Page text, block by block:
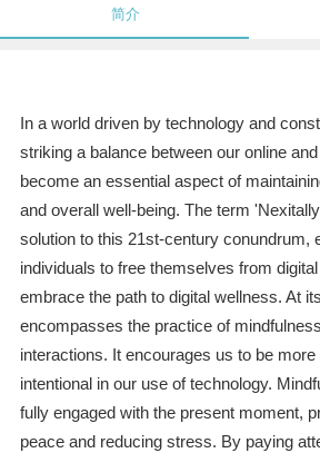
简介
In a world driven by technology and
striking a balance between our online
become an essential aspect of
and overall well-being. The term
solution to this 21st-century conundrum,
individuals to free themselves from
embrace the path to digital wellness. At
encompasses the practice of
interactions. It encourages us to be
intentional in our use of technology.
fully engaged with the present moment,
peace and reducing stress. By paying